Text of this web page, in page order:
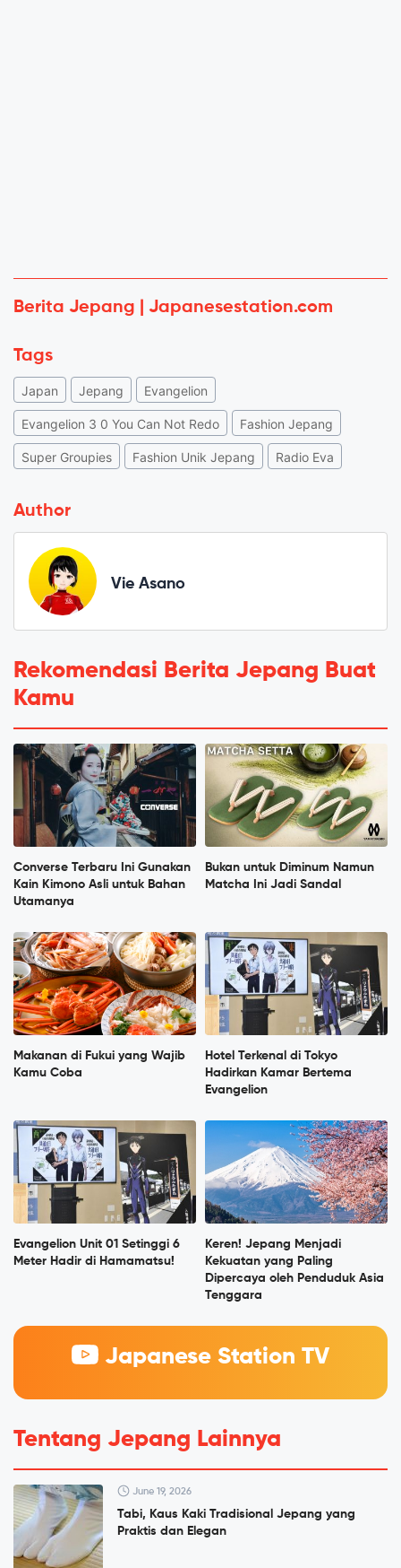
Berita Jepang | Japanesestation.com
Tags
Japan Jepang Evangelion
Evangelion 3 0 You Can Not Redo Fashion Jepang
Super Groupies Fashion Unik Jepang Radio Eva
Author
Vie Asano
Rekomendasi Berita Jepang Buat
Kamu
Converse Terbaru Ini Gunakan
Kain Kimono Asli untuk Bahan
Utamanya
Bukan untuk Diminum Namun
Matcha Ini Jadi Sandal
Makanan di Fukui yang Wajib
Kamu Coba
Hotel Terkenal di Tokyo
Hadirkan Kamar Bertema
Evangelion
Evangelion Unit 01 Setinggi 6
Meter Hadir di Hamamatsu!
Keren! Jepang Menjadi
Kekuatan yang Paling
Dipercaya oleh Penduduk Asia
Tenggara
Japanese Station TV
Tentang Jepang Lainnya
June 19, 2026
Tabi, Kaus Kaki Tradisional Jepang yang
Praktis dan Elegan